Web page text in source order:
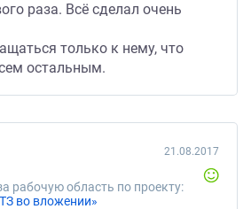
раза. Всё сделал очень
только к нему, что
остальным.
рабочую область по проекту:
во вложении»
21.08.2017